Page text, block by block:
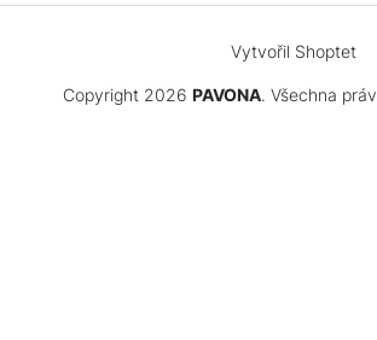
Vytvořil Shoptet
Copyright 2026 PAVONA. Všechna